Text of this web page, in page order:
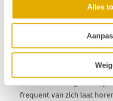
Alles
organisaties, die wel zuiver
daarmee inmiddels een
dergelijke klachten heeft
Vervolgens doet mond op
een kleine - maar zeer
in samenwerking met
frequent van zich laat